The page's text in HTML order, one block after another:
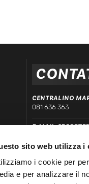
sito web utilizza i
i cookie per
e per analizzare il
b
CENTRALINO
081 636 363
E-MAIL
339 666 99 90